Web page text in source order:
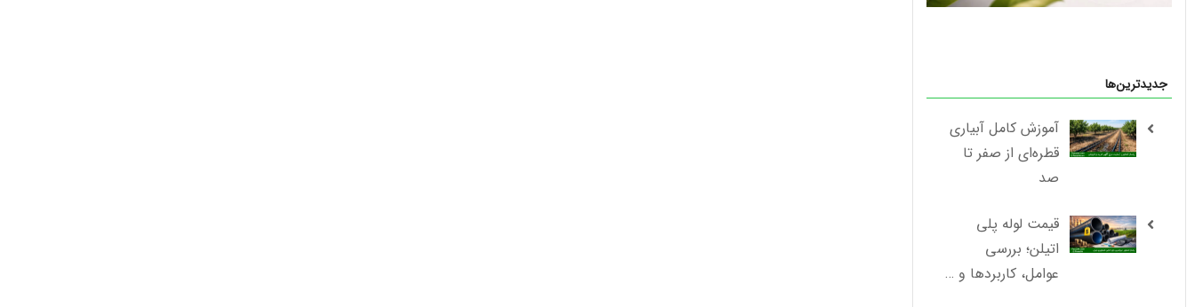
جدیدترین‌ها
آموزش کامل آبیاری
قطره‌ای از صفر تا
صد
قیمت لوله پلی
اتیلن؛ بررسی
عوامل، کاربردها و …